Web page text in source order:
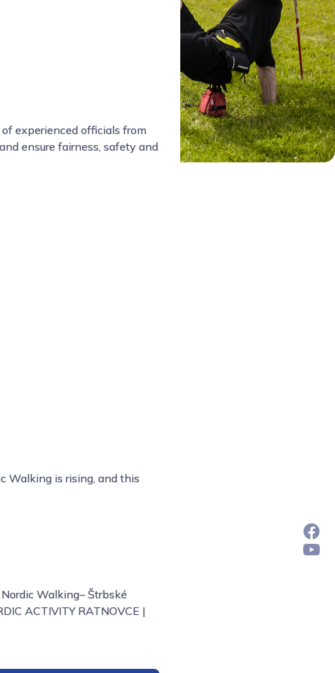
experienced officials from
ensure fairness, safety and
Walking is rising, and this
Walking– Štrbské
ACTIVITY RATNOVCE |